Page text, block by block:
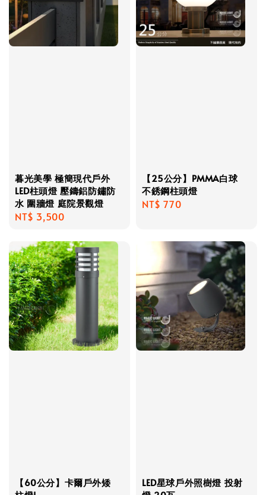
暮光美學 極簡現代戶外
LED柱頭燈 壓鑄鋁防鏽防
水 圍牆燈 庭院景觀燈
Regular
NT$ 3,500
【25公分】PMMA白球
不銹鋼柱頭燈
Regular
NT$ 770
【60公分】卡爾戶外矮
LED星球戶外照樹燈 投射